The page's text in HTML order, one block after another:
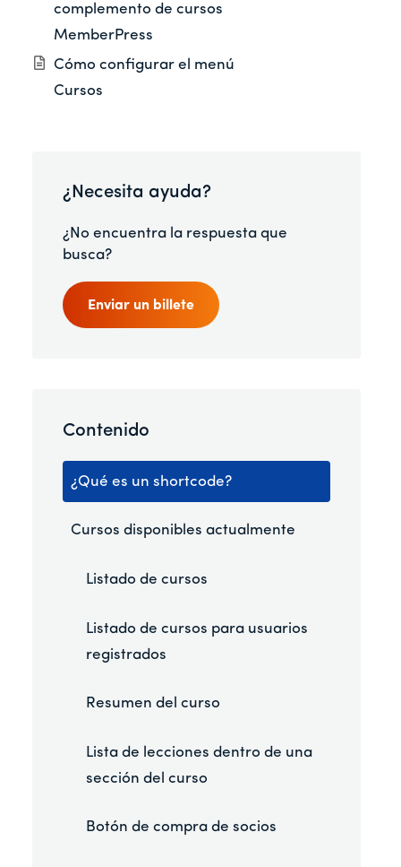
complemento de cursos
MemberPress
Cómo configurar el menú
Cursos
¿Necesita ayuda?
¿No encuentra la respuesta que
busca?
Enviar un billete
Contenido
¿Qué es un shortcode?
Cursos disponibles actualmente
Listado de cursos
Listado de cursos para usuarios
registrados
Resumen del curso
Lista de lecciones dentro de una
sección del curso
Botón de compra de socios